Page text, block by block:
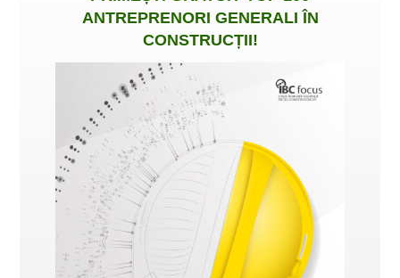
ANTREPRENORI GENERALI ÎN
CONSTRUCȚII!